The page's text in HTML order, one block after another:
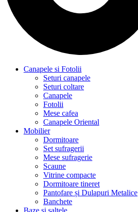
Canapele si Fotolii
Seturi canapele
Seturi coltare
Canapele
Fotolii
Mese cafea
Canapele Oriental
Mobilier
Dormitoare
Set sufragerii
Mese sufragerie
Scaune
Vitrine compacte
Dormitoare tineret
Pantofare și Dulapuri Metalice
Banchete